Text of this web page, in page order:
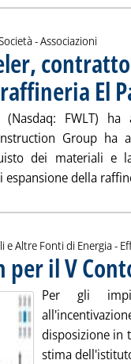
- Associazioni
El
(Nasdaq: FWLT)
Group
dei materiali e
della
e Altre Fonti di Energia -
per il V
Per gli
disposizione in
stima